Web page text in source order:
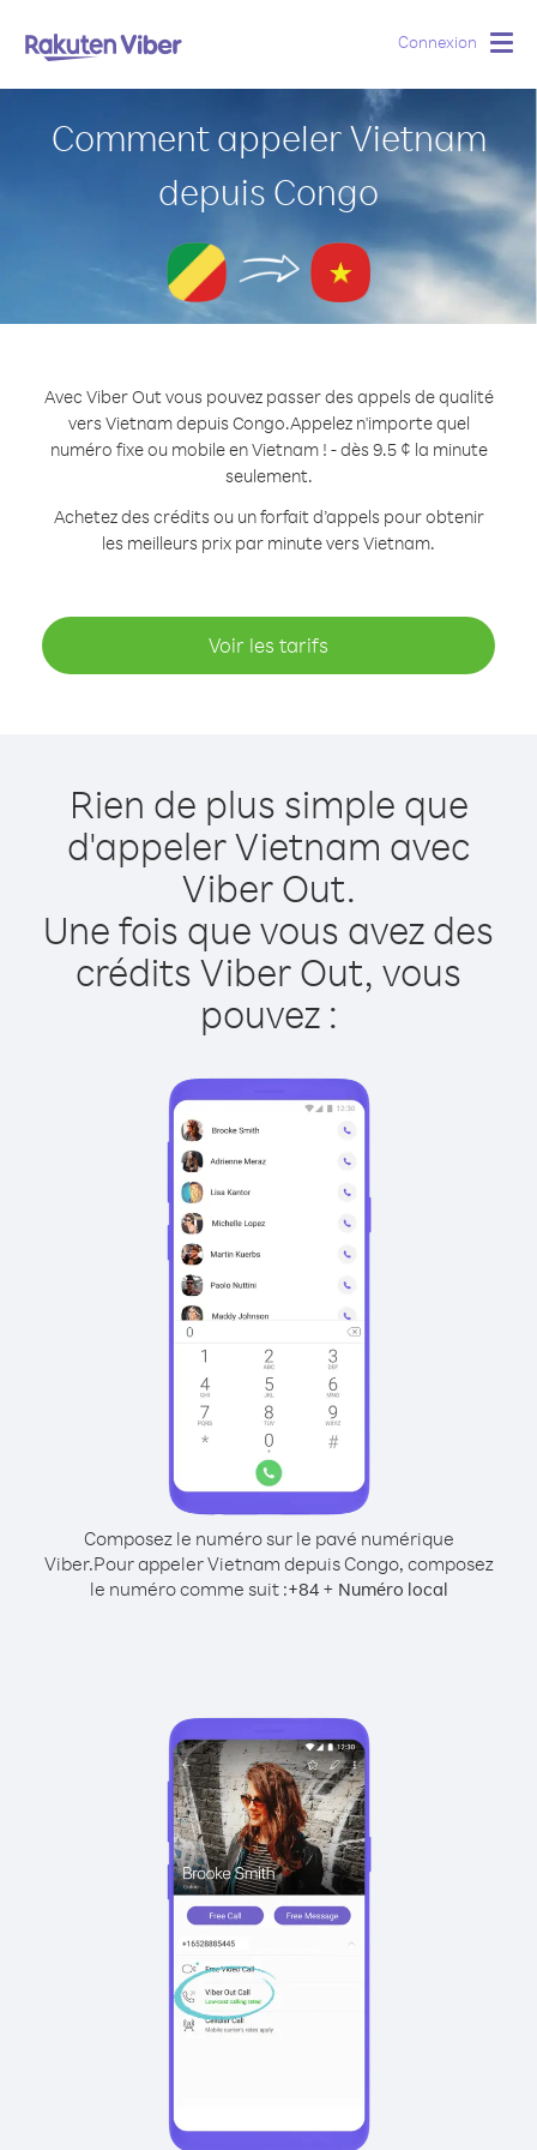
Connexion
Comment appeler Vietnam
depuis Congo
Avec Viber Out vous pouvez passer des appels de qualité
vers Vietnam depuis Congo.Appelez n'importe quel
numéro fixe ou mobile en Vietnam ! - dès 9.5 ¢ la minute
seulement.
Achetez des crédits ou un forfait d’appels pour obtenir
les meilleurs prix par minute vers Vietnam.
Voir les tarifs
Rien de plus simple que
d'appeler Vietnam avec
Viber Out.
Une fois que vous avez des
crédits Viber Out, vous
pouvez :
Composez le numéro sur le pavé numérique
Viber.Pour appeler Vietnam depuis Congo, composez
le numéro comme suit :+84+ Numéro local